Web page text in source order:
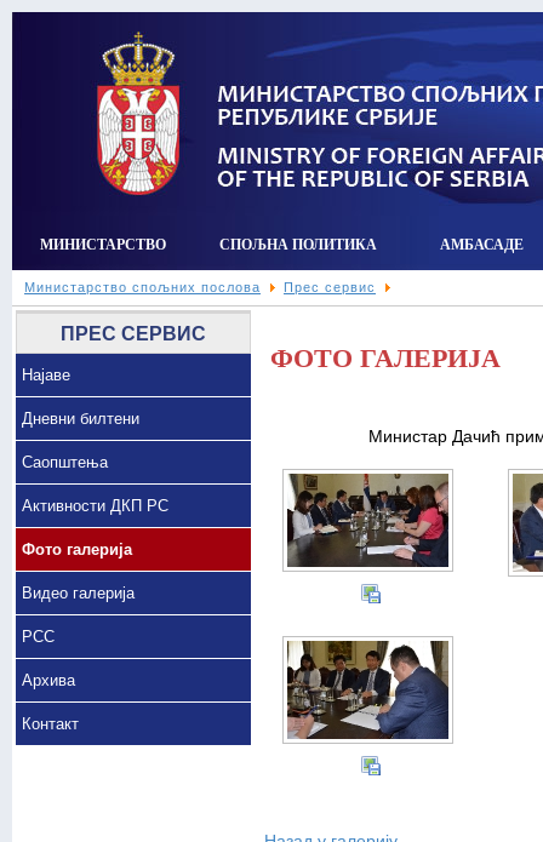
МИНИСТАРСТВО СПОЉНА ПОЛИТИКА АМБАСАДЕ
Министарство спољних послова Прес сервис
ПРЕС СЕРВИС
Најаве
Дневни билтени
Саопштења
Активности ДКП РС
Фото галерија
Видео галерија
РСС
Архива
Контакт
ФОТО ГАЛЕРИЈА
Министар Дачић